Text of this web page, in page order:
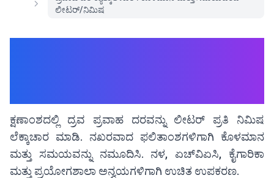
ಲೀಟರ್/ನಿಮಿಷ
ಕ್ಷಣಾಂಶದಲ್ಲಿ ದ್ರವ ಪ್ರವಾಹ ದರವನ್ನು ಲೀಟರ್ ಪ್ರತಿ ನಿಮಿಷ
ಲೆಕ್ಕಾಚಾರ ಮಾಡಿ. ನಖರವಾದ ಫಲಿತಾಂಶಗಳಿಗಾಗಿ ಕೊಳಮಾನ
ಮತ್ತು ಸಮಯವನ್ನು ನಮೂದಿಸಿ. ನಳ, ಏಚ್‌ವಿಏಸಿ, ಕೈಗಾರಿಕಾ
ಮತ್ತು ಪ್ರಯೋಗಶಾಲಾ ಅನ್ವಯಗಳಿಗಾಗಿ ಉಚಿತ ಉಪಕರಣ.